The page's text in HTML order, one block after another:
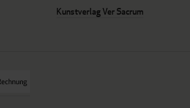
Kunstverlag Ver Sacrum